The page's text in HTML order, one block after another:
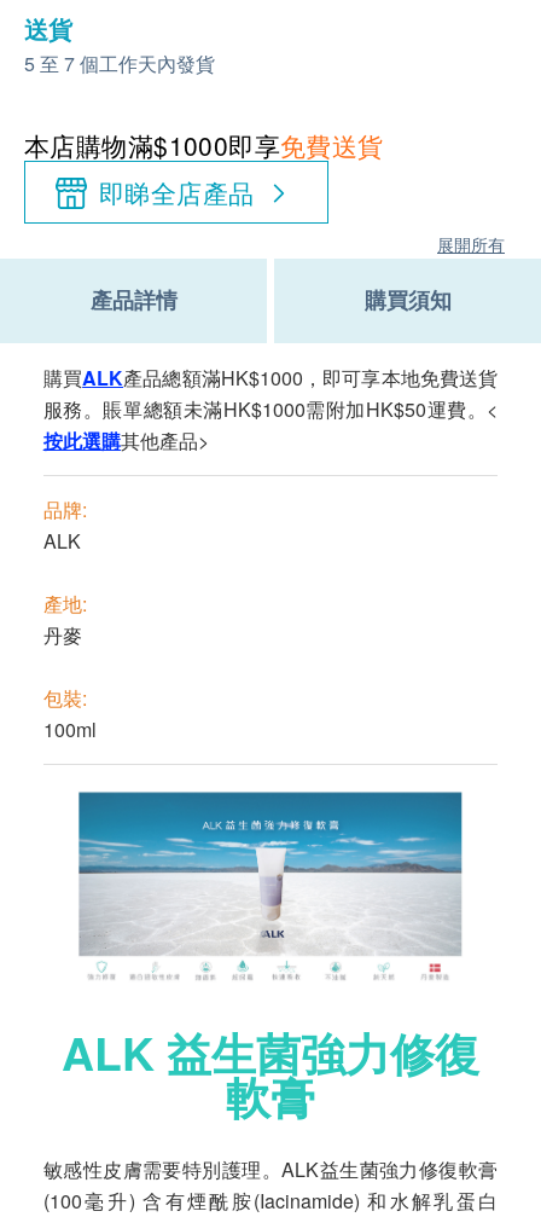
送貨
5 至 7 個工作天內發貨
本店購物滿$1000即享免費送貨
即睇全店產品
展開所有
產品詳情 購買須知
購買ALK產品總額滿HK$1000，即可享本地免費送貨
服務。賬單總額未滿HK$1000需附加HK$50運費。<
按此選購其他產品>
品牌:
ALK
產地:
丹麥
包裝:
100ml
ALK 益生菌強力修復
軟膏
敏感性皮膚需要特別護理。ALK益生菌強力修復軟膏
(100毫升) 含有煙酰胺(Iacinamide) 和水解乳蛋白